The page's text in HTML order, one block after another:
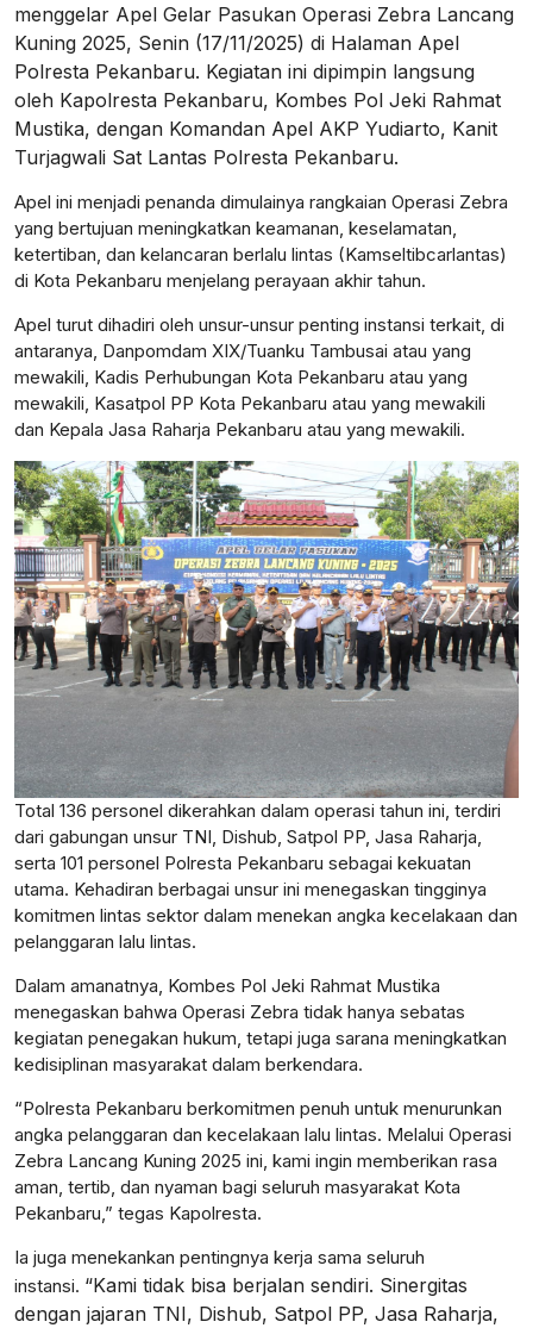
menggelar Apel Gelar Pasukan Operasi Zebra Lancang
Kuning 2025, Senin (17/11/2025) di Halaman Apel
Polresta Pekanbaru. Kegiatan ini dipimpin langsung
oleh Kapolresta Pekanbaru, Kombes Pol Jeki Rahmat
Mustika, dengan Komandan Apel AKP Yudiarto, Kanit
Turjagwali Sat Lantas Polresta Pekanbaru.
Apel ini menjadi penanda dimulainya rangkaian Operasi Zebra
yang bertujuan meningkatkan keamanan, keselamatan,
ketertiban, dan kelancaran berlalu lintas (Kamseltibcarlantas)
di Kota Pekanbaru menjelang perayaan akhir tahun.
Apel turut dihadiri oleh unsur-unsur penting instansi terkait, di
antaranya, Danpomdam XIX/Tuanku Tambusai atau yang
mewakili, Kadis Perhubungan Kota Pekanbaru atau yang
mewakili, Kasatpol PP Kota Pekanbaru atau yang mewakili
dan Kepala Jasa Raharja Pekanbaru atau yang mewakili.
Total 136 personel dikerahkan dalam operasi tahun ini, terdiri
dari gabungan unsur TNI, Dishub, Satpol PP, Jasa Raharja,
serta 101 personel Polresta Pekanbaru sebagai kekuatan
utama. Kehadiran berbagai unsur ini menegaskan tingginya
komitmen lintas sektor dalam menekan angka kecelakaan dan
pelanggaran lalu lintas.
Dalam amanatnya, Kombes Pol Jeki Rahmat Mustika
menegaskan bahwa Operasi Zebra tidak hanya sebatas
kegiatan penegakan hukum, tetapi juga sarana meningkatkan
kedisiplinan masyarakat dalam berkendara.
“Polresta Pekanbaru berkomitmen penuh untuk menurunkan
angka pelanggaran dan kecelakaan lalu lintas. Melalui Operasi
Zebra Lancang Kuning 2025 ini, kami ingin memberikan rasa
aman, tertib, dan nyaman bagi seluruh masyarakat Kota
Pekanbaru,” tegas Kapolresta.
Ia juga menekankan pentingnya kerja sama seluruh
instansi. “Kami tidak bisa berjalan sendiri. Sinergitas
dengan jajaran TNI, Dishub, Satpol PP, Jasa Raharja,